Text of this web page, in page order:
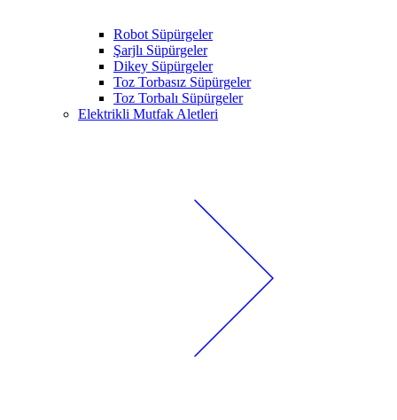
Robot Süpürgeler
Şarjlı Süpürgeler
Dikey Süpürgeler
Toz Torbasız Süpürgeler
Toz Torbalı Süpürgeler
Elektrikli Mutfak Aletleri